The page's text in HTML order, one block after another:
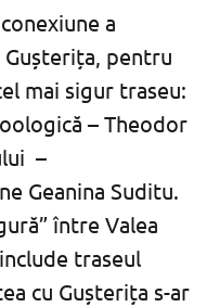
a
pentru
mai sigur traseu:
– Theodor
–
Geanina Suditu.
între Valea
traseul
cu Gușterița s-ar